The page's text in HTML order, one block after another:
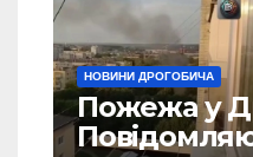
НОВИНИ ДРОГОБИЧА
Пожежа у